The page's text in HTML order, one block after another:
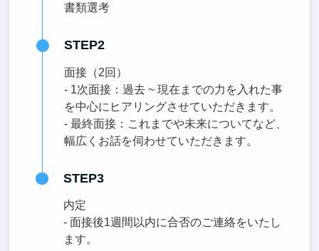
書類選考
STEP2
面接（2回）
- 1次面接：過去 ~ 現在までの力を入れた事
を中心にヒアリングさせていただきます。
- 最終面接：これまでや未来についてなど、
幅広くお話を伺わせていただきます。
STEP3
内定
- 面接後1週間以内に合否のご連絡をいたし
ます。